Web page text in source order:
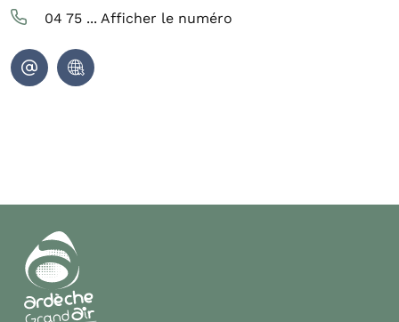
04 75 ... Afficher le numéro